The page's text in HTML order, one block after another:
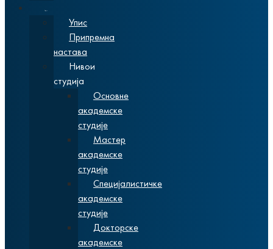
Упис
Припремна
настава
Нивои
студија
Основне
академске
студије
Мастер
академске
студије
Специјалистичке
академске
студије
Докторске
академске